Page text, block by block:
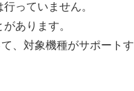
っていません。
あります。
、対象機種がサポート